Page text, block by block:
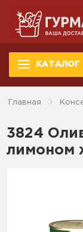
КАТАЛОГ
Главная
3824
лимоном